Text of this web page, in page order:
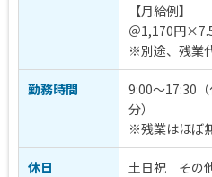
【月給例】
＠1,170円
※別途、残業
勤務時間
9:00～17:30
分）
※残業はほぼ
休日 土日祝 その